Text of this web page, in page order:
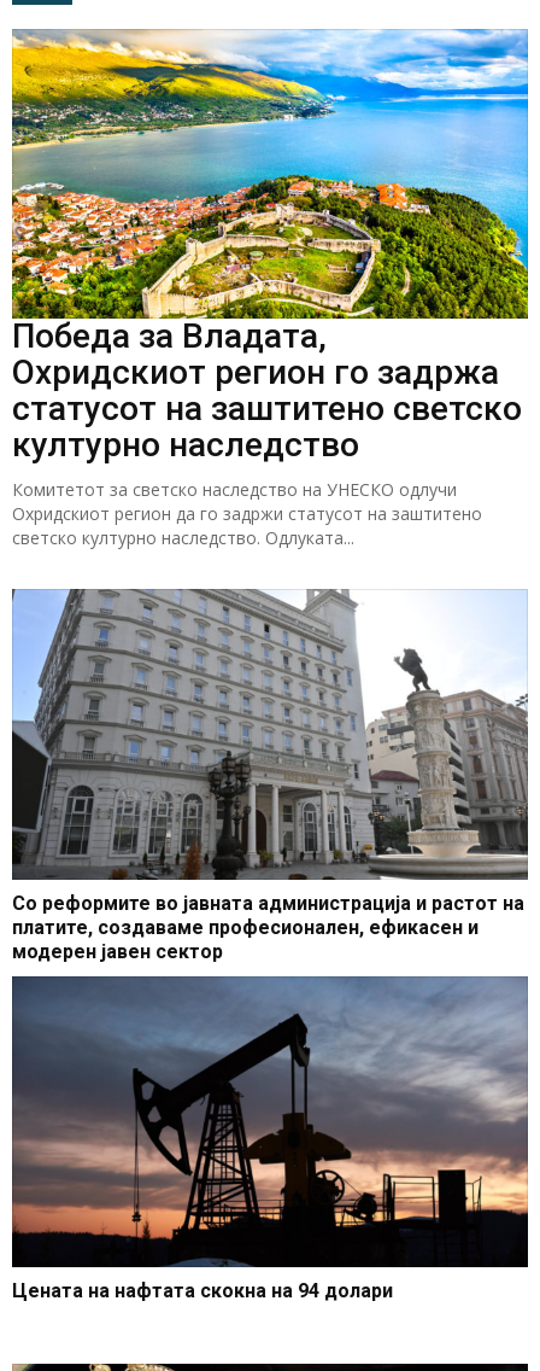
Победа за Владата,
Охридскиот регион го задржа
статусот на заштитено светско
културно наследство
Комитетот за светско наследство на УНЕСКО одлучи
Охридскиот регион да го задржи статусот на заштитено
светско културно наследство. Одлуката...
Со реформите во јавната администрација и растот на
платите, создаваме професионален, ефикасен и
модерен јавен сектор
Цената на нафтата скокна на 94 долари